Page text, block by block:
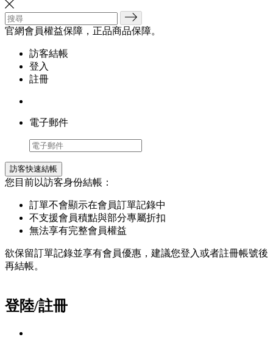
官網會員權益保障，正品商品保障。
訪客結帳
登入
註冊
電子郵件
訪客快速結帳
您目前以訪客身份結帳：
訂單不會顯示在會員訂單記錄中
不支援會員積點與部分專屬折扣
無法享有完整會員權益
欲保留訂單記錄並享有會員優惠，建議您登入或者註冊帳號後
再結帳。
登陸/註冊